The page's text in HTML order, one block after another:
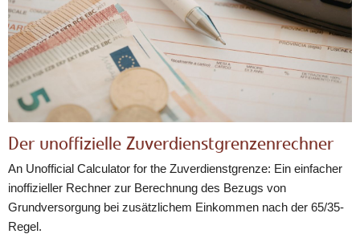
Der unoffizielle Zuverdienstgrenzenrechner
An Unofficial Calculator for the Zuverdienstgrenze: Ein einfacher
inoffizieller Rechner zur Berechnung des Bezugs von
Grundversorgung bei zusätzlichem Einkommen nach der 65/35-
Regel.